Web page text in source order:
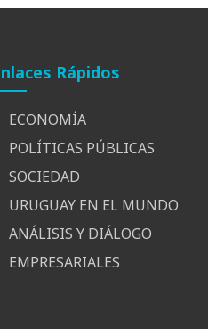
Rápidos
ECONOMÍA
POLÍTICAS PÚBLICAS
SOCIEDAD
URUGUAY EN EL MUNDO
ANÁLISIS Y DIÁLOGO
EMPRESARIALES